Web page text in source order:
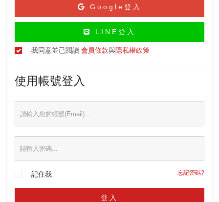
Google登入
LINE登入
我同意並已閱讀 會員條款與隱私權政策
使用帳號登入
記住我 忘記密碼?
登入